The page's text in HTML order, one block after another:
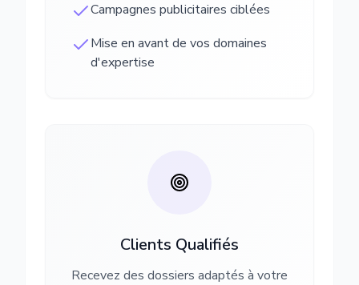
Campagnes publicitaires ciblées
Mise en avant de vos domaines
d'expertise
Clients Qualifiés
Recevez des dossiers adaptés à votre